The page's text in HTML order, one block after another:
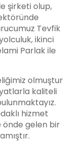
şirketi olup,
Tevfik
ikinci
Parlak ile
olmuştur
kaliteli
hizmet
önde gelen bir